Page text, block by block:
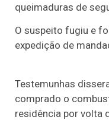
queimaduras de
O suspeito fugiu e
expedição de
Testemunhas
comprado o
residência por volta